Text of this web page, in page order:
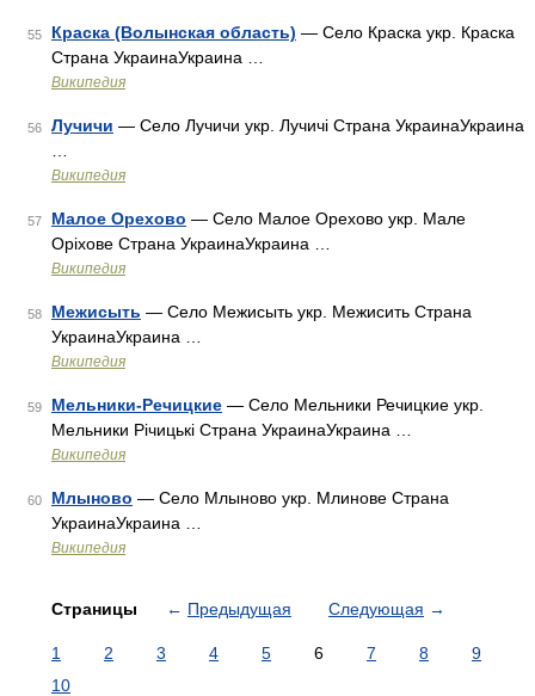
55 Краска (Волынская область) — Село Краска укр. Краска
Страна УкраинаУкраина …
Википедия
56 Лучичи — Село Лучичи укр. Лучичі Страна УкраинаУкраина
Википедия
57 Малое Орехово — Село Малое Орехово укр. Мале
Оріхове Страна УкраинаУкраина …
Википедия
58 Межисыть — Село Межисыть укр. Межисить Страна
УкраинаУкраина …
Википедия
59 Мельники-Речицкие — Село Мельники Речицкие укр.
Мельники Річицькі Страна УкраинаУкраина …
Википедия
60 Млыново — Село Млыново укр. Млинове Страна
УкраинаУкраина …
Википедия
Страницы ← Предыдущая Следующая →
1 2 3 4 5 6 7 8
9
10